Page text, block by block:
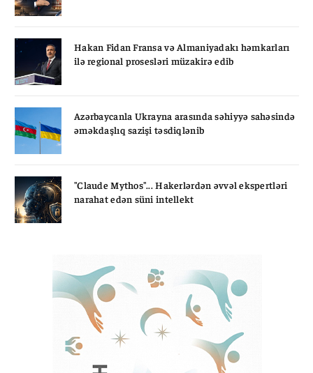
Hakan Fidan Fransa və Almaniyadakı həmkarları
ilə regional prosesləri müzakirə edib
Azərbaycanla Ukrayna arasında səhiyyə sahəsində
əməkdaşlıq sazişi təsdiqlənib
"Claude Mythos"... Hakerlərdən əvvəl ekspertləri
narahat edən süni intellekt